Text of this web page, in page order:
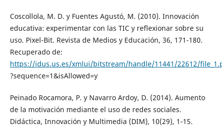
Coscollola, M. D. y Fuentes Agustó, M. (2010). Innovación
educativa: experimentar con las TIC y reflexionar sobre su
uso. Pixel-Bit. Revista de Medios y Educación, 36, 171-180.
Recuperado de:
https://idus.us.es/xmlui/bitstream/handle/11441/22612/
?sequence=1&isAllowed=y
Peinado Rocamora, P. y Navarro Ardoy, D. (2014). Aumento
de la motivación mediante el uso de redes sociales.
Didáctica, Innovación y Multimedia (DIM), 10(29), 1-15.